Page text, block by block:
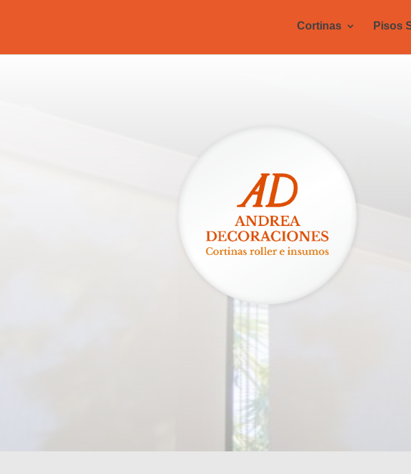
Cortinas Pisos
¡Preparate para sentir que cada ambiente es tu lugar en